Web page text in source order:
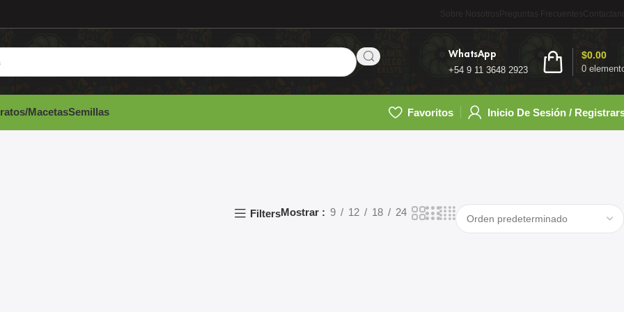
Sobre Nosotros Preguntas Frecuentes
WhatsApp
+54 9 11 3648 2923 0
$0.00
MacetasSemillas Favoritos Inicio De Sesión /
FiltersMostrar 9 12 18 24